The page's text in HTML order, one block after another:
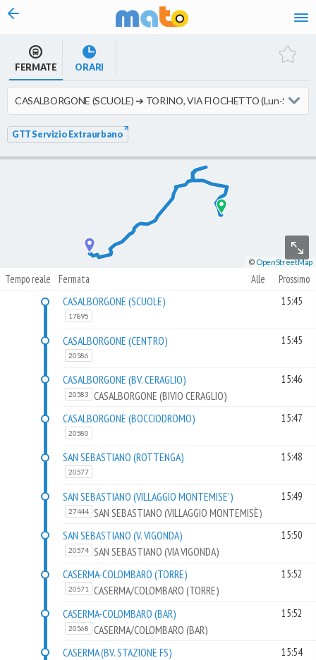
vai al contenuto
FERMATE ORARI
GTT Servizio Extraurbano
© OpenStreetMap
Tempo reale Fermata Alle Prossimo
CASALBORGONE (SCUOLE)
17895
15:45
CASALBORGONE (CENTRO)
20586
15:45
CASALBORGONE (BV. CERAGLIO)
20583 CASALBORGONE (BIVIO CERAGLIO)
15:46
CASALBORGONE (BOCCIODROMO)
20580
15:47
SAN SEBASTIANO (ROTTENGA)
20577
15:48
SAN SEBASTIANO (VILLAGGIO MONTEMISE')
27444 SAN SEBASTIANO (VILLAGGIO MONTEMISÈ)
15:49
SAN SEBASTIANO (V. VIGONDA)
20574 SAN SEBASTIANO (VIA VIGONDA)
15:50
CASERMA-COLOMBARO (TORRE)
20571 CASERMA/COLOMBARO (TORRE)
15:52
CASERMA-COLOMBARO (BAR)
20568 CASERMA/COLOMBARO (BAR)
15:52
CASERMA (BV. STAZIONE FS) 15:54